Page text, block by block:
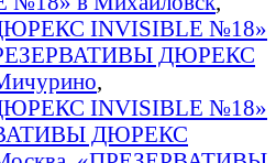
INVISIBLE №18»
ДЮРЕКС
,
INVISIBLE №18»
ДЮРЕКС